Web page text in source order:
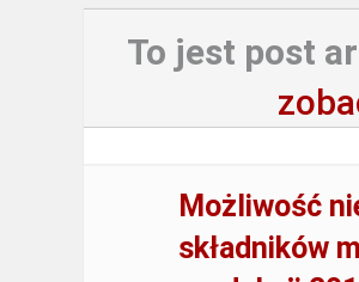
To jest post
Możliwość
składników